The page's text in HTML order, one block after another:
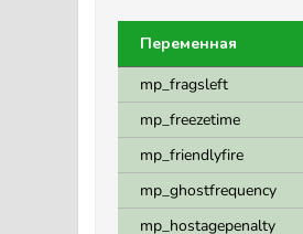
Переменная
mp_fragsleft
mp_freezetime
mp_friendlyfire
mp_ghostfrequency
mp_hostagepenalty